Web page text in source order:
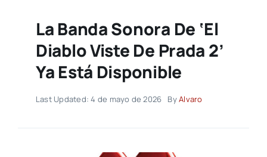
La Banda Sonora De ‘El
Diablo Viste De Prada 2’
Ya Está Disponible
Last Updated: 4 de mayo de 2026 ByAlvaro